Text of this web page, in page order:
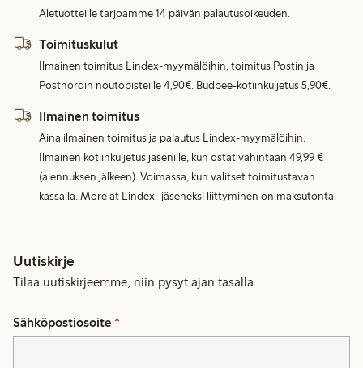
Aletuotteille tarjoamme 14 päivän palautusoikeuden.
Toimituskulut
Ilmainen toimitus Lindex-myymälöihin, toimitus Postin ja
Postnordin noutopisteille 4,90€. Budbee-kotiinkuljetus 5,90€.
Ilmainen toimitus
Aina ilmainen toimitus ja palautus Lindex-myymälöihin.
Ilmainen kotiinkuljetus jäsenille, kun ostat vähintään 49,99 €
(alennuksen jälkeen). Voimassa, kun valitset toimitustavan
kassalla. More at Lindex -jäseneksi liittyminen on maksutonta.
Uutiskirje
Tilaa uutiskirjeemme, niin pysyt ajan tasalla.
Sähköpostiosoite *